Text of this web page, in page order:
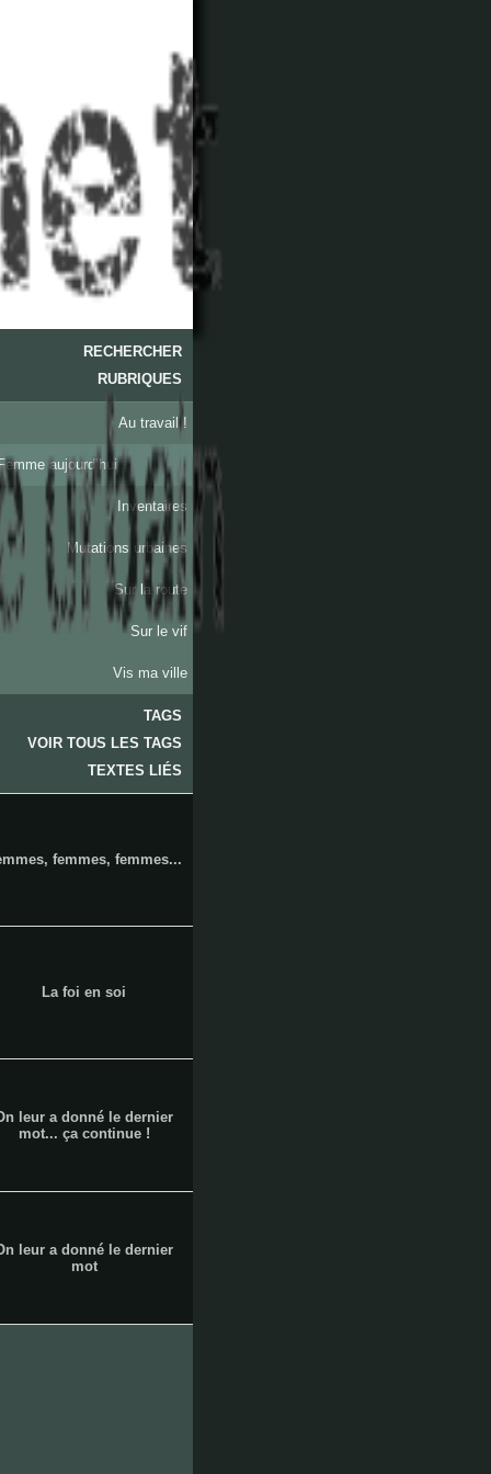
RECHERCHER
RUBRIQUES
Au travail !
Femme aujourd’hui
Inventaires
Mutations urbaines
Sur la route
Sur le vif
Vis ma ville
TAGS
les
de
VOIR TOUS LES TAGS
TEXTES LIÉS
femmes, femmes...
La foi en soi
leur a donné le dernier
mot... ça continue !
leur a donné le dernier
mot